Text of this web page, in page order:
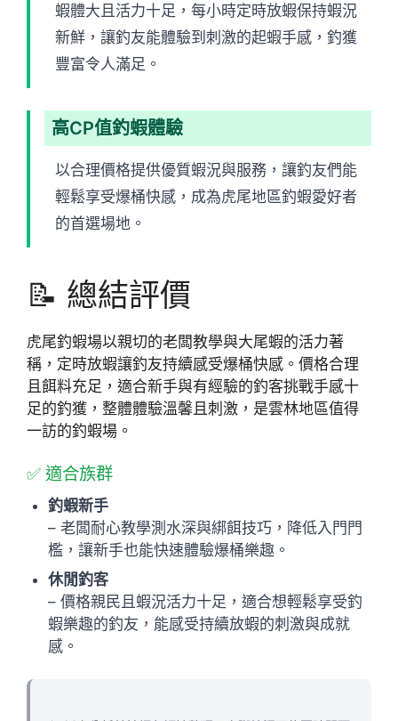
蝦體大且活力十足，每小時定時放蝦保持蝦況
新鮮，讓釣友能體驗到刺激的起蝦手感，釣獲
豐富令人滿足。
高CP值釣蝦體驗
以合理價格提供優質蝦況與服務，讓釣友們能
輕鬆享受爆桶快感，成為虎尾地區釣蝦愛好者
的首選場地。
📝 總結評價
虎尾釣蝦場以親切的老闆教學與大尾蝦的活力著
稱，定時放蝦讓釣友持續感受爆桶快感。價格合理
且餌料充足，適合新手與有經驗的釣客挑戰手感十
足的釣獲，整體體驗溫馨且刺激，是雲林地區值得
一訪的釣蝦場。
✅ 適合族群
釣蝦新手
– 老闆耐心教學測水深與綁餌技巧，降低入門門
檻，讓新手也能快速體驗爆桶樂趣。
休閒釣客
– 價格親民且蝦況活力十足，適合想輕鬆享受釣
蝦樂趣的釣友，能感受持續放蝦的刺激與成就
感。